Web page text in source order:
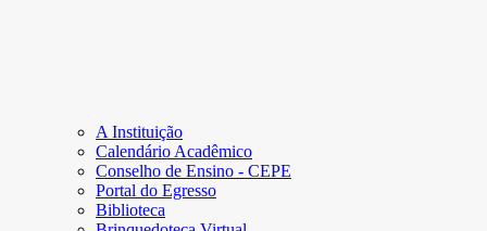
A Instituição
Calendário Acadêmico
Conselho de Ensino - CEPE
Portal do Egresso
Biblioteca